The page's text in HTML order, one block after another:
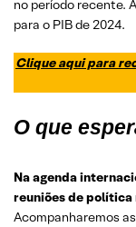
no período recente.
para o PIB de 2024.
Clique aqui para
O que
Na agenda
reuniões de
Acompanharemos